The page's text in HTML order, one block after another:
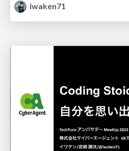
iwaken71